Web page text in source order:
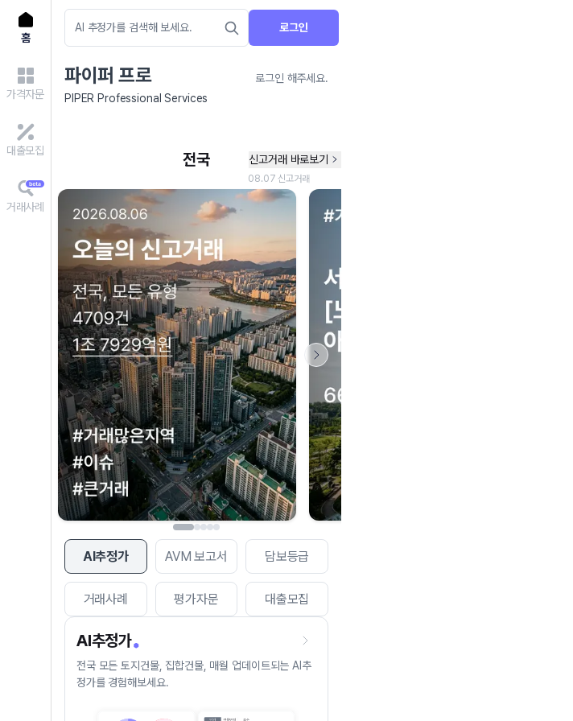
홈
가격자문
대출모집
거래사례
로그인
파이퍼 프로
로그인 해주세요.
PIPER Professional Services
AI추정가 AVM 보고서 담보등급
거래사례 평가자문 대출모집
AI추정가
전국 모든 토지건물, 집합건물, 매월 업데이트되는 AI추
정가를 경험해보세요.